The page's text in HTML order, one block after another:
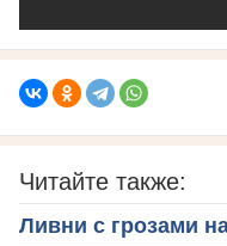
Читайте также:
Ливни с грозами